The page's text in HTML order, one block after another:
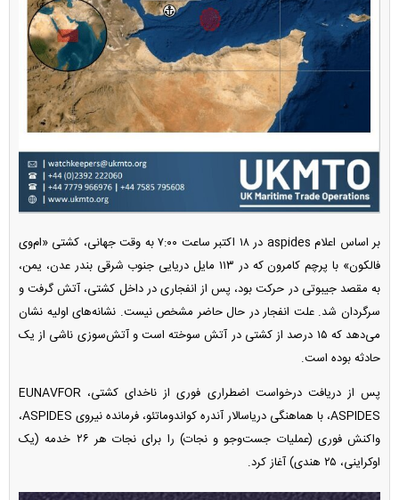
بر اساس اعلام aspides در ۱۸ اکتبر ساعت ۷:۰۰ به وقت جهانی، کشتی «ام‌وی
فالکون» با پرچم کامرون که در ۱۱۳ مایل دریایی جنوب شرقی بندر عدن، یمن،
به مقصد جیبوتی در حرکت بود، پس از انفجاری در داخل کشتی، آتش گرفت و
سرگردان شد. علت انفجار در حال حاضر مشخص نیست. نشانه‌های اولیه نشان
می‌دهد که ۱۵ درصد از کشتی در آتش سوخته است و آتش‌سوزی ناشی از یک
حادثه بوده است.
پس از دریافت درخواست اضطراری فوری از ناخدای کشتی، EUNAVFOR
ASPIDES، با هماهنگی دریاسالار آندره کواندوماتئو، فرمانده نیروی ASPIDES،
واکنش فوری (عملیات جست‌و‌جو و نجات) را برای نجات هر ۲۶ خدمه (یک
اوکراینی، ۲۵ هندی) آغاز کرد.